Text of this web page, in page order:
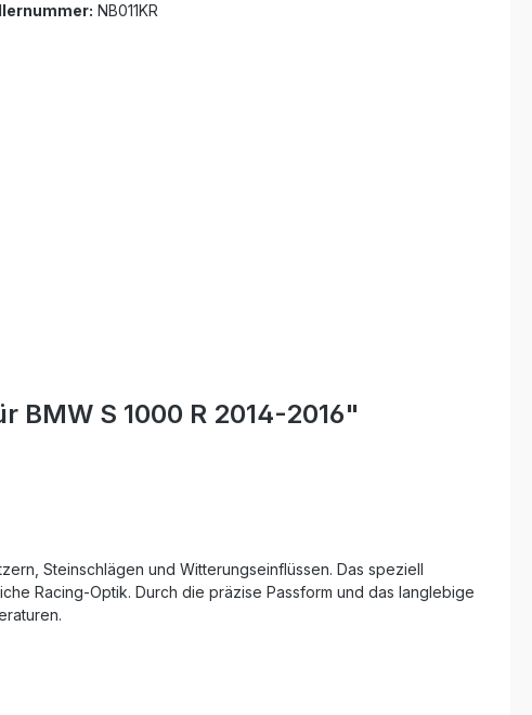
NB011KR
S 1000 R 2014-2016"
Steinschlägen und Witterungseinflüssen. Das speziell
Racing-Optik. Durch die präzise Passform und das langlebige